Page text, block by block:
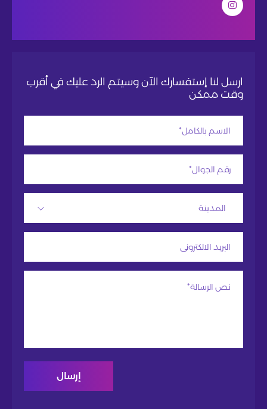
ارسل لنا إستفسارك الآن وسيتم الرد عليك في أقرب
وقت ممكن
المدينة